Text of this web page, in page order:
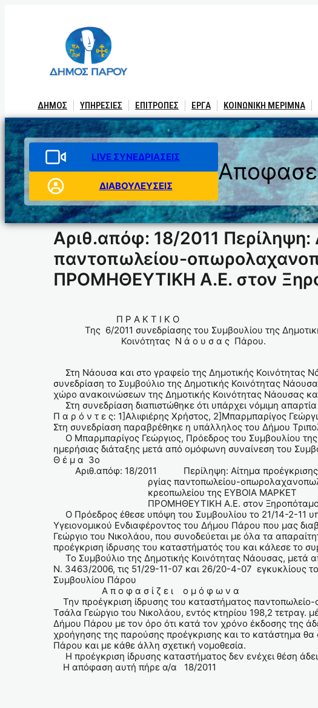
ΔΗΜΟΣ ΥΠΗΡΕΣΙΕΣ ΕΠΙΤΡΟΠΕΣ ΕΡΓΑ ΚΟΙΝΩΝΙΚΗ ΜΕΡΙΜΝΑ
LIVE ΣΥΝΕΔΡΙΑΣΕΙΣ
ΔΙΑΒΟΥΛΕΥΣΕΙΣ
Αριθ.απόφ: 18/2011 Περίληψη:
παντοπωλείου-
ΠΡΟΜΗΘΕΥΤΙΚΗ Α.Ε. στον
Π Ρ Α Κ Τ Ι Κ Ο
Της 6/2011 συνεδρίασης του Συμβουλίου της
Κοινότητας Ν ά ο υ σ α ς Πάρου.
Στη Νάουσα και στο γραφείο της Δημοτικής Κοινότητας
συνεδρίαση το Συμβούλιο της Δημοτικής Κοινότητας
χώρο ανακοινώσεων της Δημοτικής Κοινότητας Νάουσας
Στη συνεδρίαση διαπιστώθηκε ότι υπάρχει νόμιμη
Π α ρ ό ν τ ε ς: 1]Αλιφιέρης Χρήστος, 2]Μπαρμπαρίγος
Στη συνεδρίαση παραβρέθηκε η υπάλληλος του Δήμου
Ο Μπαρμπαρίγος Γεώργιος, Πρόεδρος του Συμβουλίου της
ημερήσιας διάταξης μετά από ομόφωνη συναίνεση του
Θ έ μ α 3ο
Αριθ.απόφ: 18/2011 Περίληψη: Αίτημα προέγκρισης
ργίας παντοπωλείου-
κρεοπωλείου της ΕΥΒΟΙΑ ΜΑΡΚΕΤ
ΠΡΟΜΗΘΕΥΤΙΚΗ Α.Ε. στον
O Πρόεδρος έθεσε υπόψη του Συμβουλίου το 21/14-2-11
Υγειονομικού Ενδιαφέροντος του Δήμου Πάρου που μας
Γεώργιο του Νικολάου, που συνοδεύεται με όλα τα
προέγκριση ίδρυσης του καταστήματός του και κάλεσε το
Το Συμβούλιο της Δημοτικής Κοινότητας Νάουσας, μετά
Ν. 3463/2006, τις 51/29-11-07 και 26/20-4-07 εγκυκλίους
Συμβουλίου Πάρου
Α π ο φ α σ ί ζ ε ι ο μ ό φ ω ν α
Την προέγκριση ίδρυσης του καταστήματος
Τσάλα Γεώργιο του Νικολάου, εντός κτηρίου 198,2 τετραγ.
Δήμου Πάρου με τον όρο ότι κατά τον χρόνο έκδοσης της
χροήγησης της παρούσης προέγκρισης και το κατάστημα θα
Πάρου και με κάθε άλλη σχετική νομοθεσία.
Η προέγκριση ίδρυσης καταστήματος δεν ενέχει θέση
Η απόφαση αυτή πήρε α/α 18/2011